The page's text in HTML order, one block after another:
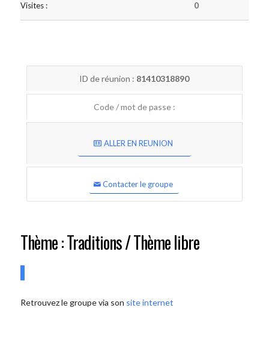
Visites : 0
ID de réunion : 81410318890
Code / mot de passe :
ALLER EN REUNION
Contacter le groupe
Thème : Traditions / Thème libre
Retrouvez le groupe via son site internet